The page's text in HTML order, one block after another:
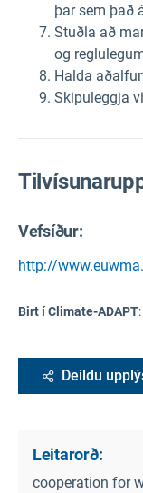
þar sem það
Stuðla að
og
Halda
Skipuleggja
Vefsíður:
http://
Birt í Climate-ADAPT:
Deildu
Leitarorð:
cooperation for